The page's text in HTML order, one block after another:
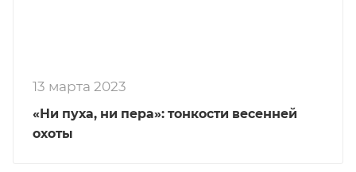
13 марта 2023
«Ни пуха, ни пера»: тонкости весенней
охоты